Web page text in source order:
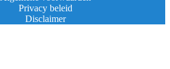
Privacy beleid
Disclaimer